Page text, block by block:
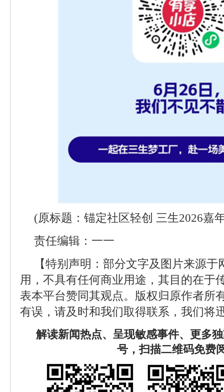
(原标题：锚定社区轻创 三生2026嘉
责任编辑：一一
【特别声明：部分文字及图片来源
用，不具有任何商业用途，其目的在于
表本平台赞同其观点。版权归原作者所
有误，请及时和我们取得联系，我们将
解读新闻热点、呈现敏感事件、更多
号，扫描二维码免费